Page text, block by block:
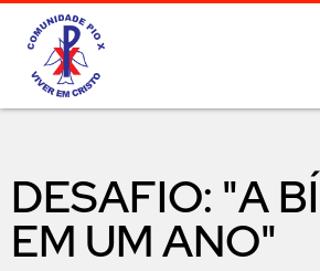
DESAFIO: "A
EM UM ANO"